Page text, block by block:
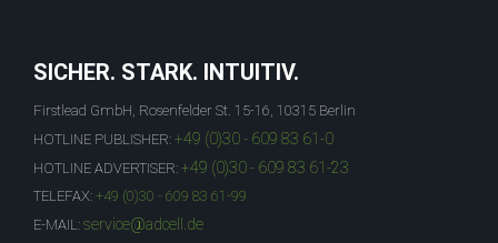
SICHER. STARK. INTUITIV.
Firstlead GmbH, Rosenfelder St. 15-16, 10315 Berlin
HOTLINE PUBLISHER: +49 (0)30 - 609 83 61-0
HOTLINE ADVERTISER: +49 (0)30 - 609 83 61-23
TELEFAX: +49 (0)30 - 609 83 61-99
E-MAIL: service@adcell.de